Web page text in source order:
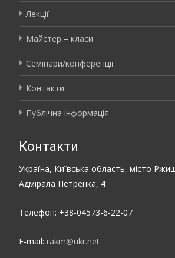
Лекції
Майстер – класи
Семінари/конференції
Контакти
Публічна інформація
Контакти
Україна, Київська область, місто
Адмірала Петренка, 4
Телефон: +38-04573-6-22-07
E-mail: rakm@ukr.net